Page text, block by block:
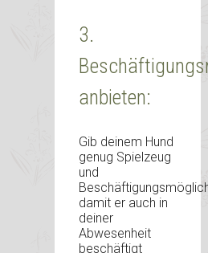
3.
anbieten:
Gib deinem Hund
genug Spielzeug
und
damit er auch in
deiner
Abwesenheit
beschäftigt